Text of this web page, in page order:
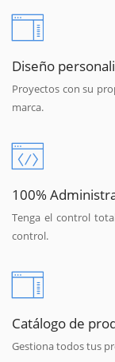
Diseño
Proyectos con su
marca.
100%
Tenga el control
control.
Catálogo de
Gestiona todos tus